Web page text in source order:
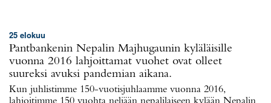
25 elokuu
Pantbankenin Nepalin Majhugaunin kyläläisille
vuonna 2016 lahjoittamat vuohet ovat olleet
suureksi avuksi pandemian aikana.
Kun juhlistimme 150-vuotisjuhlaamme vuonna 2016,
lahjoitimme 150 vuohta neljään nepalilaiseen kylään Nepalin